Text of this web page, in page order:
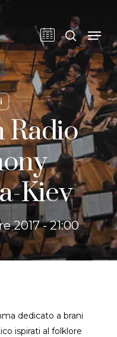
cerca
Radio
Kiev
2017 - 21:00
dedicato a brani
ispirati al folklore